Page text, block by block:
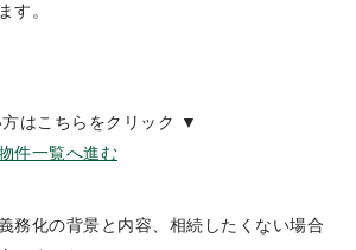
す。
はこちらをクリック ▼
件一覧へ進む
務化の背景と内容、相続したくない場合